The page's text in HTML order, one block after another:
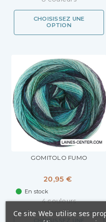
CHOISISSEZ UNE
OPTION
GOMITOLO FUMO
20,95 €
En stock
4 couleurs
Ce site Web utilise ses